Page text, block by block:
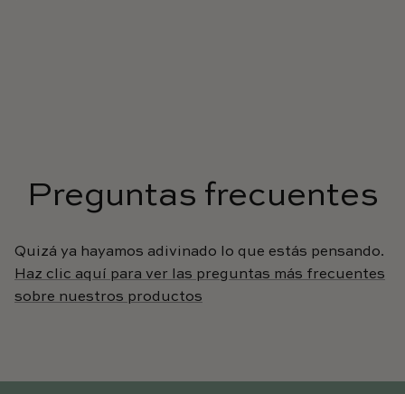
Preguntas frecuentes
Quizá ya hayamos adivinado lo que estás pensando.
Haz clic aquí para ver las preguntas más frecuentes
sobre nuestros productos